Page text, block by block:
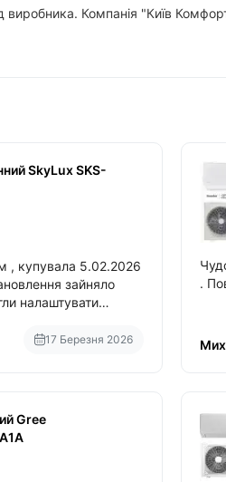
виробника. Компанія "Київ
SkyLux SKS-
, купувала 5.02.2026
17 Березня 2026
Gree